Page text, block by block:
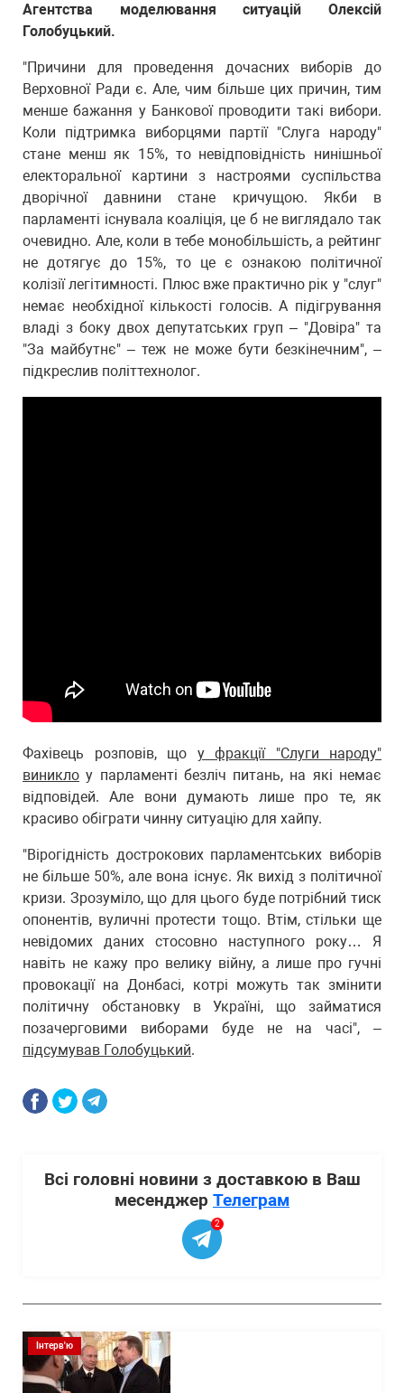
Агентства моделювання ситуацій Олексій
Голобуцький.
"Причини для проведення дочасних виборів до
Верховної Ради є. Але, чим більше цих причин, тим
менше бажання у Банкової проводити такі вибори.
Коли підтримка виборцями партії "Слуга народу"
стане менш як 15%, то невідповідність нинішньої
електоральної картини з настроями суспільства
дворічної давнини стане кричущою. Якби в
парламенті існувала коаліція, це б не виглядало так
очевидно. Але, коли в тебе монобільшість, а рейтинг
не дотягує до 15%, то це є ознакою політичної
колізії легітимності. Плюс вже практично рік у "слуг"
немає необхідної кількості голосів. А підігрування
владі з боку двох депутатських груп – "Довіра" та
"За майбутнє" – теж не може бути безкінечним", –
підкреслив політтехнолог.
Фахівець розповів, що у фракції "Слуги народу"
виникло у парламенті безліч питань, на які немає
відповідей. Але вони думають лише про те, як
красиво обіграти чинну ситуацію для хайпу.
"Вірогідність дострокових парламентських виборів
не більше 50%, але вона існує. Як вихід з політичної
кризи. Зрозуміло, що для цього буде потрібний тиск
опонентів, вуличні протести тощо. Втім, стільки ще
невідомих даних стосовно наступного року… Я
навіть не кажу про велику війну, а лише про гучні
провокації на Донбасі, котрі можуть так змінити
політичну обстановку в Україні, що займатися
позачерговими виборами буде не на часі", –
підсумував Голобуцький.
Всі головні новини з доставкою в Ваш
месенджер Телеграм
2
Інтерв'ю